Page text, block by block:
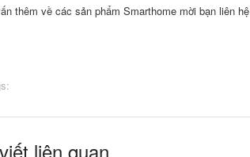
thêm về các sản phẩm Smarthome mời bạn liên hệ
liên quan